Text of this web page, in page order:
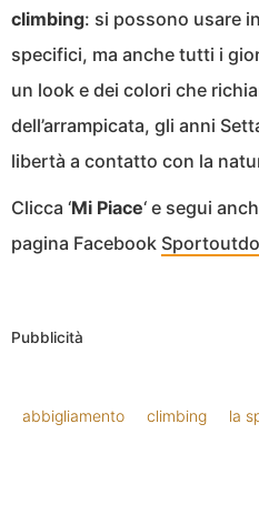
climbing: si possono usare
specifici, ma anche tutti i
un look e dei colori che
dell’arrampicata, gli anni
libertà a contatto con la
Clicca ‘Mi Piace‘ e segui
pagina Facebook
Pubblicità
abbigliamento climbing la